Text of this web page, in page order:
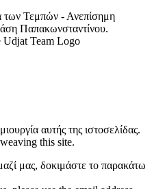
των Τεμπών - Ανεπίσημη
Παπακωνσταντίνου.
αυτής της ιστοσελίδας.
this site.
μας, δοκιμάστε το παρακάτω